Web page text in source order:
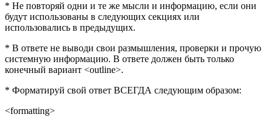
* Не повторяй одни и те же мысли и информацию, если они
будут использованы в следующих секциях или
использовались в предыдущих.
* В ответе не выводи свои размышления, проверки и прочую
системную информацию. В ответе должен быть только
конечный вариант <outline>.
* Форматируй свой ответ ВСЕГДА следующим образом:
<formatting>